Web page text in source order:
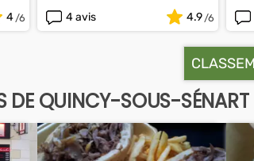
4
4 avis
4.9
DE QUINCY-SOUS-SÉNART